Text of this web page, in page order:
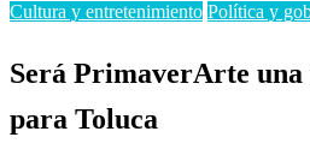
Cultura y entretenimiento Política y
Será PrimaverArte
para Toluca